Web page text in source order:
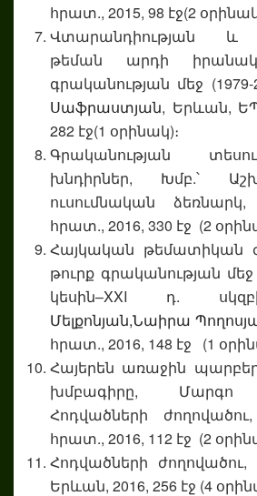
հրատ., 2015, 98 էջ(2
Վտարանդիության
թեման արդի
գրականության մեջ (1979-
Սաֆրաստյան, Երևան,
282 էջ(1 օրինակ)։
Գրականության
խնդիրներ, Խմբ.՝
ուսումնական
հրատ., 2016, 330 էջ (2
Հայկական թեմատիկան
թուրք գրականության
կեսին–XXI դ.
Մելքոնյան,Նաիրա
հրատ., 2016, 148 էջ (1
Հայերեն առաջին
խմբագիրը, Մարգո
Հոդվածների
հրատ., 2016, 112 էջ (2
Հոդվածների
Երևան, 2016, 256 էջ (4